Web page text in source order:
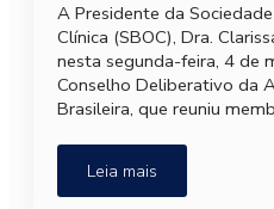
A Presidente da
Clínica (SBOC), Dra.
nesta segunda-feira, 4 de
Conselho Deliberativo da
Brasileira, que reuniu
Leia mais